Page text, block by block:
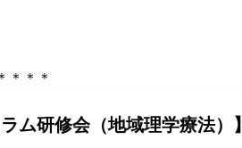
＊＊＊
ム研修会（地域理学療法）】